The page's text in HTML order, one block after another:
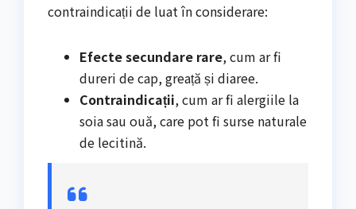
contraindicații de luat în considerare:
Efecte secundare rare, cum ar fi
dureri de cap, greață și diaree.
Contraindicații, cum ar fi alergiile la
soia sau ouă, care pot fi surse naturale
de lecitină.